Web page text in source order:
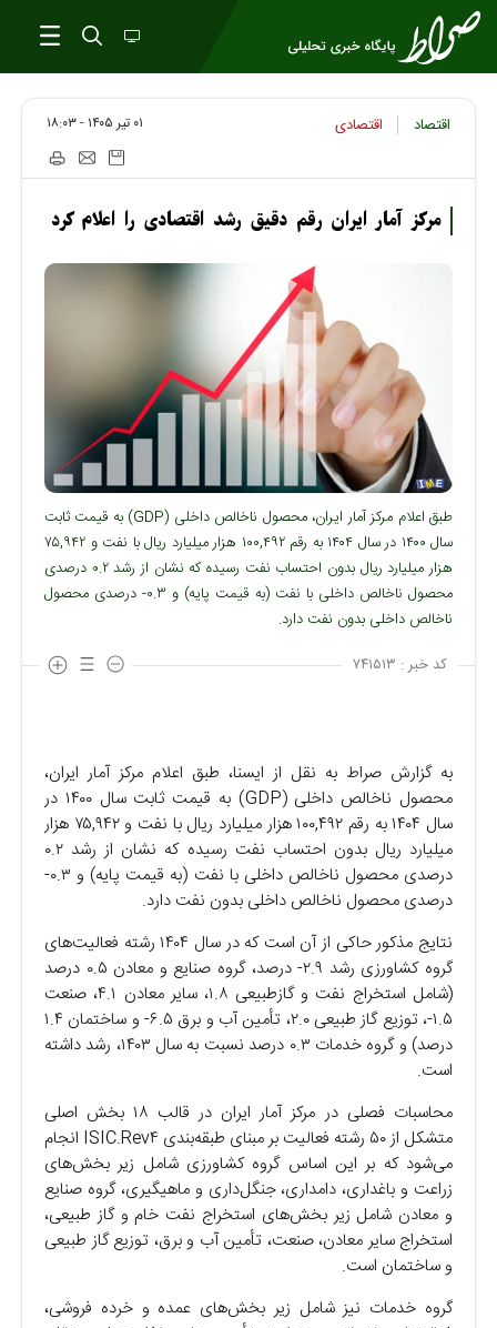
اقتصاد اقتصادی ۰۱ تير ۱۴۰۵ - ۱۸:۰۳
مرکز آمار ایران رقم دقیق رشد اقتصادی را اعلام کرد
طبق اعلام مرکز آمار ایران، محصول ناخالص داخلی (GDP) به قیمت ثابت
سال ۱۴۰۰ در سال ۱۴۰۴ به رقم ۱۰۰,۴۹۲ هزار میلیارد ریال با نفت و ۷۵,۹۴۲
هزار میلیارد ریال بدون احتساب نفت رسیده که نشان از رشد ۰.۲ درصدی
محصول ناخالص داخلی با نفت (به قیمت پایه) و ۰.۳- درصدی محصول
ناخالص داخلی بدون نفت دارد.
کد خبر : ۷۴۱۵۱۳
به گزارش صراط به نقل از ایسنا، طبق اعلام مرکز آمار ایران،
محصول ناخالص داخلی (GDP) به قیمت ثابت سال ۱۴۰۰ در
سال ۱۴۰۴ به رقم ۱۰۰,۴۹۲ هزار میلیارد ریال با نفت و ۷۵,۹۴۲ هزار
میلیارد ریال بدون احتساب نفت رسیده که نشان از رشد ۰.۲
درصدی محصول ناخالص داخلی با نفت (به قیمت پایه) و ۰.۳-
درصدی محصول ناخالص داخلی بدون نفت دارد.
نتایج مذکور حاکی از آن است که در سال ۱۴۰۴ رشته فعالیت‌های
گروه کشاورزی رشد ۲.۹- درصد، گروه صنایع و معادن ۰.۵ درصد
(شامل استخراج نفت و گازطبیعی ۱.۸، سایر معادن ۴.۱، صنعت
۱.۵-، توزیع گاز طبیعی ۲.۰، تأمین آب و برق ۶.۵- و ساختمان ۱.۴
درصد) و گروه خدمات ۰.۳ درصد نسبت به سال ۱۴۰۳، رشد داشته
است.
محاسبات فصلی در مرکز آمار ایران در قالب ۱۸ بخش اصلی
متشکل از ۵۰ رشته فعالیت بر مبنای طبقه‌بندی ISIC.Rev۴ انجام
می‌شود که بر این اساس گروه کشاورزی شامل زیر بخش‌های
زراعت و باغداری، دامداری، جنگل‌داری و ماهیگیری، گروه صنایع
و معادن شامل زیر بخش‌های استخراج نفت خام و گاز طبیعی،
استخراج سایر معادن، صنعت، تأمین آب و برق، توزیع گاز طبیعی
و ساختمان است.
گروه خدمات نیز شامل زیر بخش‌های عمده و خرده فروشی،